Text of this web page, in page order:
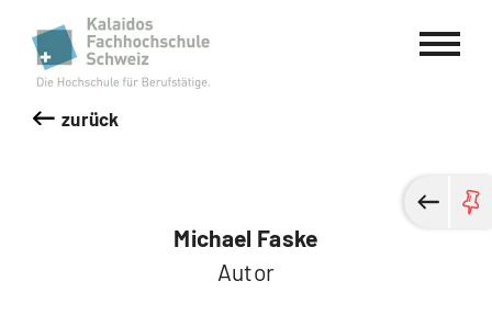
Kalaidos Fachhochschule Schweiz
zurück
Michael Faske
Autor